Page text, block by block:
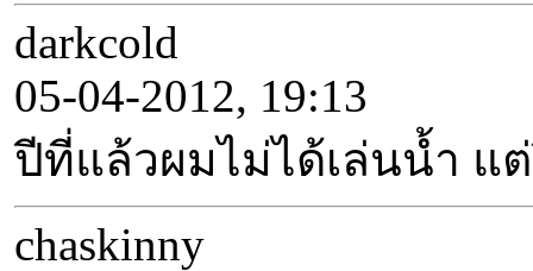
darkcold
05-04-2012, 19:13
ปีที่แล้วผมไม่ได้เล่นน้ำ แ
chaskinny